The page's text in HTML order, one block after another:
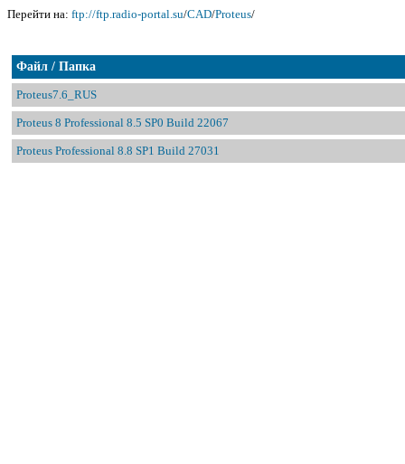
Перейти на: ftp://ftp.radio-portal.su/CAD/Proteus/
Файл / Папка
Proteus7.6_RUS
Proteus 8 Professional 8.5 SP0 Build 22067
Proteus Professional 8.8 SP1 Build 27031